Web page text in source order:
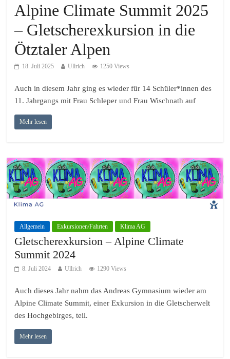
Alpine Climate Summit 2025
– Gletscherexkursion in die
Ötztaler Alpen
18. Juli 2025 Ullrich 1250 Views
Auch in diesem Jahr ging es wieder für 14 Schüler*innen des
11. Jahrgangs mit Frau Schleper und Frau Wischnath auf
Mehr lesen
Allgemein Exkursionen/Fahrten Klima AG
Gletscherexkursion – Alpine Climate
Summit 2024
8. Juli 2024 Ullrich 1290 Views
Auch dieses Jahr nahm das Andreas Gymnasium wieder am
Alpine Climate Summit, einer Exkursion in die Gletscherwelt
des Hochgebirges, teil.
Mehr lesen